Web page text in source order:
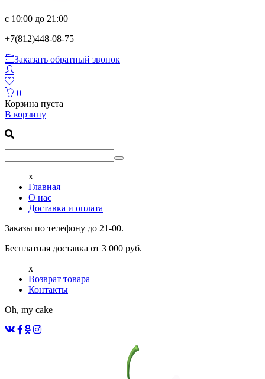
с 10:00 до 21:00
+7(812)448-08-75
Заказать обратный звонок
0
Корзина пуста
В корзину
x
Главная
О нас
Доставка и оплата
Заказы по телефону до 21-00.
Бесплатная доставка от 3 000 руб.
x
Возврат товара
Контакты
Oh, my cake